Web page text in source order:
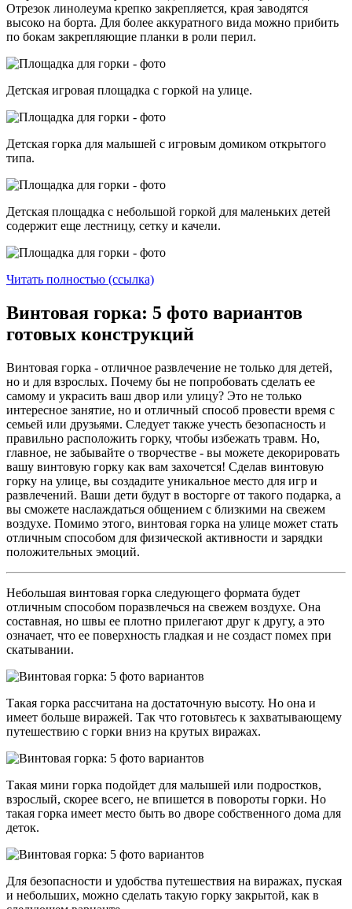
Отрезок линолеума крепко закрепляется, края заводятся
высоко на борта. Для более аккуратного вида можно прибить
по бокам закрепляющие планки в роли перил.
Детская игровая площадка с горкой на улице.
Детская горка для малышей с игровым домиком открытого
типа.
Детская площадка с небольшой горкой для маленьких детей
содержит еще лестницу, сетку и качели.
Читать полностью (ссылка)
Винтовая горка: 5 фото вариантов
готовых конструкций
Винтовая горка - отличное развлечение не только для детей,
но и для взрослых. Почему бы не попробовать сделать ее
самому и украсить ваш двор или улицу? Это не только
интересное занятие, но и отличный способ провести время с
семьей или друзьями. Следует также учесть безопасность и
правильно расположить горку, чтобы избежать травм. Но,
главное, не забывайте о творчестве - вы можете декорировать
вашу винтовую горку как вам захочется! Сделав винтовую
горку на улице, вы создадите уникальное место для игр и
развлечений. Ваши дети будут в восторге от такого подарка, а
вы сможете наслаждаться общением с близкими на свежем
воздухе. Помимо этого, винтовая горка на улице может стать
отличным способом для физической активности и зарядки
положительных эмоций.
Небольшая винтовая горка следующего формата будет
отличным способом поразвлечься на свежем воздухе. Она
составная, но швы ее плотно прилегают друг к другу, а это
означает, что ее поверхность гладкая и не создаст помех при
скатывании.
Такая горка рассчитана на достаточную высоту. Но она и
имеет больше виражей. Так что готовьтесь к захватывающему
путешествию с горки вниз на крутых виражах.
Такая мини горка подойдет для малышей или подростков,
взрослый, скорее всего, не впишется в повороты горки. Но
такая горка имеет место быть во дворе собственного дома для
деток.
Для безопасности и удобства путешествия на виражах, пуская
и небольших, можно сделать такую горку закрытой, как в